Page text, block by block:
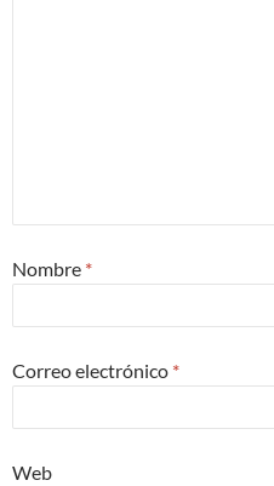
Nombre *
Correo electrónico *
Web